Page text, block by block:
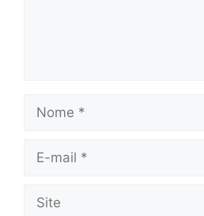
Nome
Site